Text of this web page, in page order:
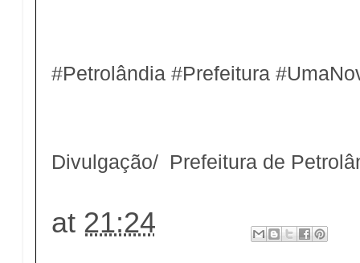
#Petrolândia #Prefeitura
Divulgação/ Prefeitura de
at 21:24